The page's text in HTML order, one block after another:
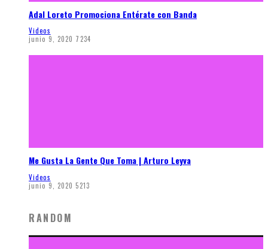
Adal Loreto Promociona Entérate con Banda
Videos
junio 9, 2020 7234
Me Gusta La Gente Que Toma | Arturo Leyva
Videos
junio 9, 2020 5213
RANDOM